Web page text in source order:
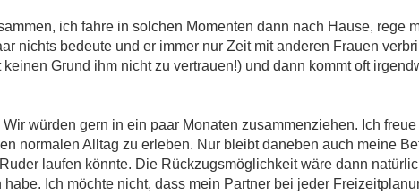
ich fahre in solchen Momenten dann nach Hause, rege
nichts bedeute und er immer nur Zeit mit anderen Frauen
Grund ihm nicht zu vertrauen!) und dann kommt oft
würden gern in ein paar Monaten zusammenziehen. Ich
normalen Alltag zu erleben. Nur bleibt daneben auch meine
laufen könnte. Die Rückzugsmöglichkeit wäre dann
Ich möchte nicht, dass mein Partner bei jeder